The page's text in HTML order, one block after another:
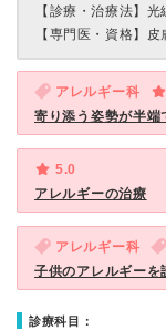
【診療・治療法】 光
【専門医・資格】 皮
アレルギー科
寄り添う姿勢が半端
5.0
アレルギーの治療
アレルギー科
子供のアレルギーを
診療科目：